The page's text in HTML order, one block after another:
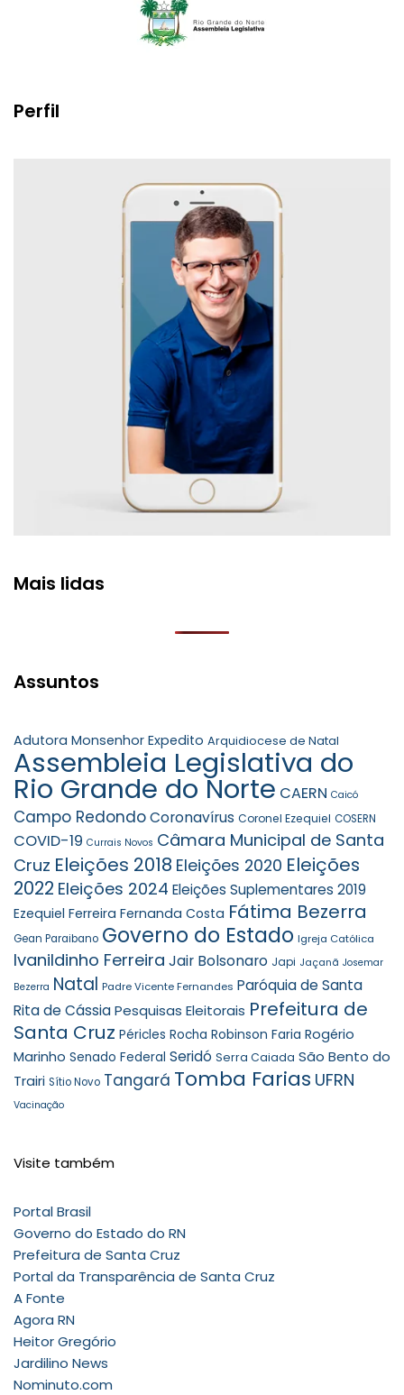
Perfil
Mais lidas
Assuntos
Adutora Monsenhor Expedito Arquidiocese de Natal
Assembleia Legislativa do
Rio Grande do Norte CAERN Caicó
Campo RedondoCoronavírus Coronel Ezequiel COSERN
COVID-19 Currais Novos Câmara Municipal de Santa
Cruz Eleições 2018 Eleições 2020 Eleições
2022 Eleições 2024 Eleições Suplementares 2019
Ezequiel Ferreira Fernanda Costa Fátima Bezerra
Gean Paraibano Governo do Estado Igreja Católica
Ivanildinho Ferreira Jair Bolsonaro Japi Jaçanã Josemar
Bezerra Natal Padre Vicente Fernandes Paróquia de Santa
Rita de CássiaPesquisas Eleitorais Prefeitura de
Santa Cruz Péricles Rocha Robinson Faria Rogério
Marinho Senado Federal Seridó Serra Caiada São Bento do
Trairi Sítio Novo Tangará Tomba Farias UFRN
Vacinação
Visite também
Portal Brasil
Governo do Estado do RN
Prefeitura de Santa Cruz
Portal da Transparência de Santa Cruz
A Fonte
Agora RN
Heitor Gregório
Jardilino News
Nominuto.com